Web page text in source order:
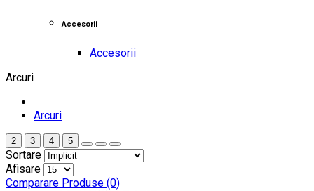
Accesorii
Accesorii
Arcuri
Arcuri
2 3 4 5
Sortare
Afisare
Comparare Produse (0)